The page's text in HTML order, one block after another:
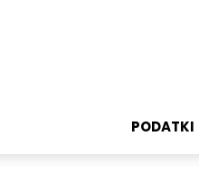
PODATKI